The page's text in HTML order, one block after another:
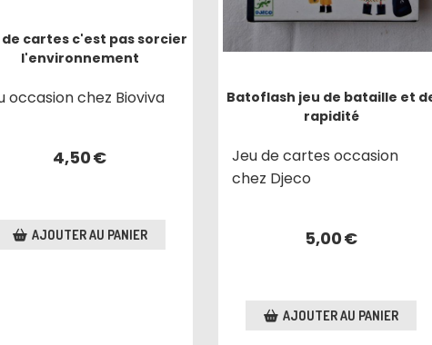
cartes c'est pas sorcier
l'environnement
occasion chez Bioviva
4,50€
AJOUTER AU PANIER
Batoflash jeu de bataille et
rapidité
Jeu de cartes occasion
chez Djeco
5,00€
AJOUTER AU PANIER